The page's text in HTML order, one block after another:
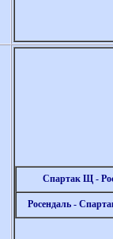
Спартак Щ -
Росендаль -